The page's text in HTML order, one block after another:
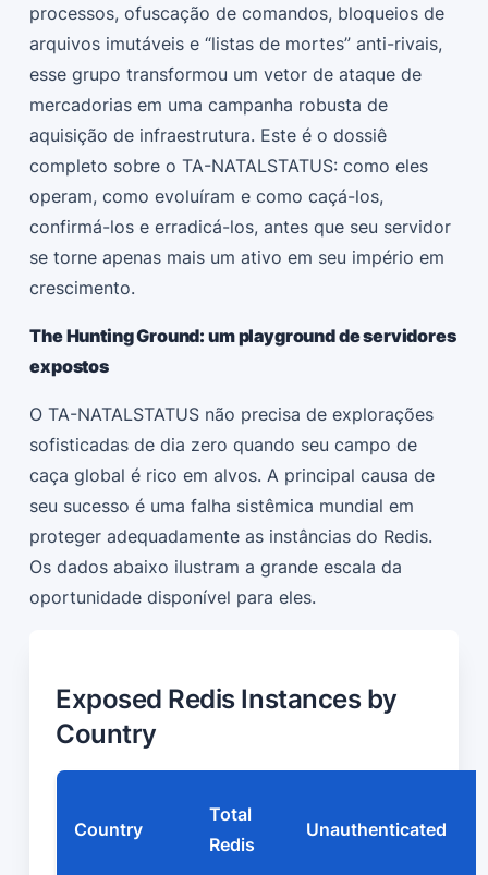
processos, ofuscação de comandos, bloqueios de
arquivos imutáveis e “listas de mortes” anti-rivais,
esse grupo transformou um vetor de ataque de
mercadorias em uma campanha robusta de
aquisição de infraestrutura. Este é o dossiê
completo sobre o TA-NATALSTATUS: como eles
operam, como evoluíram e como caçá-los,
confirmá-los e erradicá-los, antes que seu servidor
se torne apenas mais um ativo em seu império em
crescimento.
The Hunting Ground: um playground de servidores
expostos
O TA-NATALSTATUS não precisa de explorações
sofisticadas de dia zero quando seu campo de
caça global é rico em alvos. A principal causa de
seu sucesso é uma falha sistêmica mundial em
proteger adequadamente as instâncias do Redis.
Os dados abaixo ilustram a grande escala da
oportunidade disponível para eles.
Exposed Redis Instances by
Country
Country
Total
Redis
Unauthenticated